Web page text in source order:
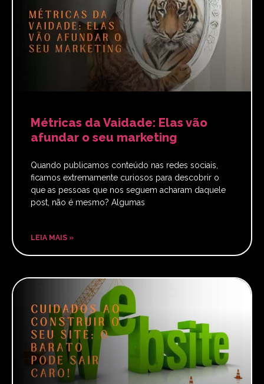
Métricas da Vaidade: Elas vão
afundar o seu marketing
Quando publicamos conteúdo nas redes sociais,
ficamos extremamente curiosos para descobrir o
que as pessoas que nos seguem acharam daquele
post, não é mesmo? Algumas
LEIA MAIS »